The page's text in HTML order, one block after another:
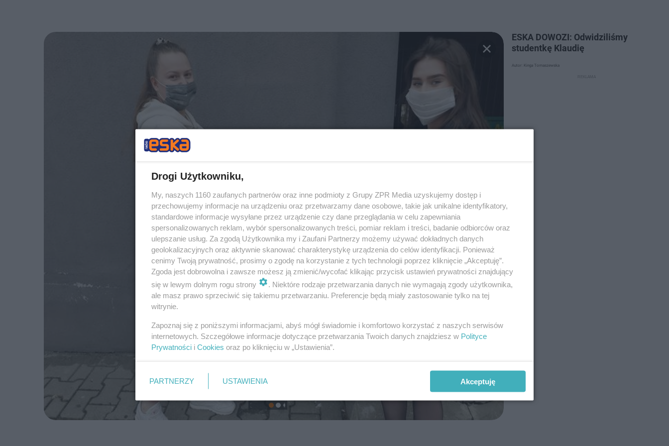
ESKA DOWOZI: Odwidziliśmy
studentkę Klaudię
Autor: Kinga Tomaszewska
Drogi Użytkowniku,
My, naszych 1160 zaufanych partnerów oraz inne podmioty z Grupy ZPR Media uzyskujemy dostęp i
przechowujemy informacje na urządzeniu oraz przetwarzamy dane osobowe, takie jak unikalne identyfikatory,
standardowe informacje wysyłane przez urządzenie czy dane przeglądania w celu zapewniania
spersonalizowanych reklam, wybór spersonalizowanych treści, pomiar reklam i treści, badanie odbiorców oraz
ulepszanie usług. Za zgodą Użytkownika my i Zaufani Partnerzy możemy używać dokładnych danych
geolokalizacyjnych oraz aktywnie skanować charakterystykę urządzenia do celów identyfikacji. Ponieważ
cenimy Twoją prywatność, prosimy o zgodę na korzystanie z tych technologii poprzez kliknięcie „Akceptuję”.
Zgoda jest dobrowolna i zawsze możesz ją zmienić/wycofać klikając przycisk ustawień prywatności znajdujący
się w lewym dolnym rogu strony
. Niektóre rodzaje przetwarzania danych nie wymagają zgody użytkownika,
ale masz prawo sprzeciwić się takiemu przetwarzaniu. Preferencje będą miały zastosowanie tylko na tej
witrynie.
Zapoznaj się z poniższymi informacjami, abyś mógł świadomie i komfortowo korzystać z naszych serwisów
internetowych. Szczegółowe informacje dotyczące przetwarzania Twoich danych znajdziesz w Polityce
Prywatności i Cookies oraz po kliknięciu w „Ustawienia”.
PARTNERZY USTAWIENIA Akceptuję